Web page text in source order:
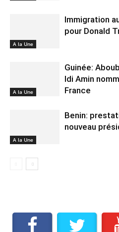
A la Une
Immigration
pour Donald
A la Une
Guinée:
Idi Amin
France
A la Une
Benin:
nouveau